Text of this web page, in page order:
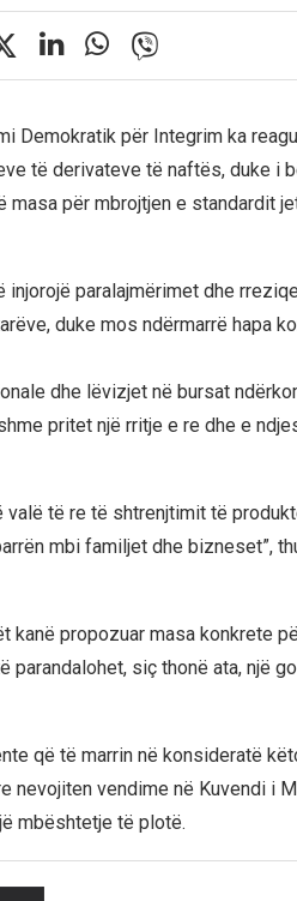
Demokratik për Integrim ka
të derivateve të naftës, duke i
për mbrojtjen e standardit
paralajmërimet dhe
duke mos ndërmarrë hapa
dhe lëvizjet në bursat
pritet një rritje e re dhe e
të re të shtrenjtimit të
mbi familjet dhe bizneset”,
kanë propozuar masa konkrete
siç thonë ata, një
që të marrin në konsideratë
nevojiten vendime në Kuvendi i
mbështetje të plotë.